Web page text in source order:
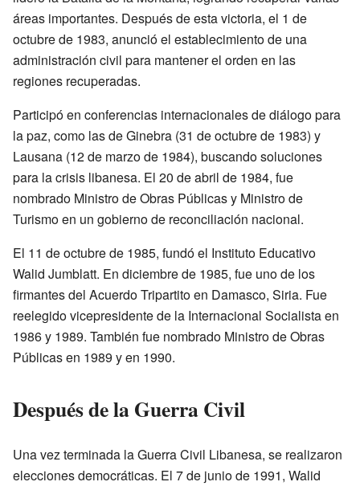
áreas importantes. Después de esta victoria, el 1 de
octubre de 1983, anunció el establecimiento de una
administración civil para mantener el orden en las
regiones recuperadas.
Participó en conferencias internacionales de diálogo para
la paz, como las de Ginebra (31 de octubre de 1983) y
Lausana (12 de marzo de 1984), buscando soluciones
para la crisis libanesa. El 20 de abril de 1984, fue
nombrado Ministro de Obras Públicas y Ministro de
Turismo en un gobierno de reconciliación nacional.
El 11 de octubre de 1985, fundó el Instituto Educativo
Walid Jumblatt. En diciembre de 1985, fue uno de los
firmantes del Acuerdo Tripartito en Damasco, Siria. Fue
reelegido vicepresidente de la Internacional Socialista en
1986 y 1989. También fue nombrado Ministro de Obras
Públicas en 1989 y en 1990.
Después de la Guerra Civil
Una vez terminada la Guerra Civil Libanesa, se realizaron
elecciones democráticas. El 7 de junio de 1991, Walid